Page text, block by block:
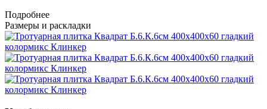
Подробнее
Размеры и раскладки